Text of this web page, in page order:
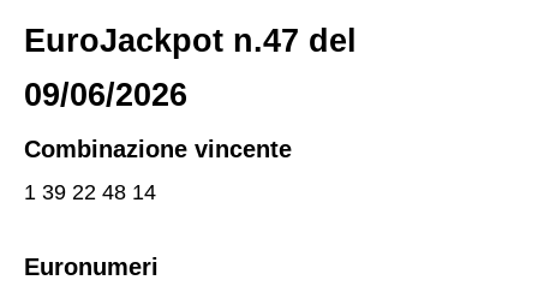
EuroJackpot n.47 del
09/06/2026
Combinazione vincente
1 39 22 48 14
Euronumeri